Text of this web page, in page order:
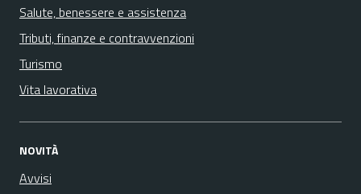
Salute, benessere e assistenza
Tributi, finanze e contravvenzioni
Turismo
Vita lavorativa
NOVITÀ
Avvisi